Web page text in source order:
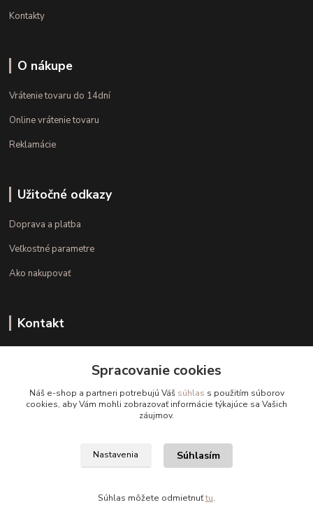
Kontakty
O nákupe
Vrátenie tovaru do 14dní
Online vrátenie tovaru
Reklamácie
Užitočné odkazy
Doprava a platba
Veľkostné parametre
Ako nakupovať
Kontakt
(Po.-Pi. 10.00 - 15.00)
info@kvalitnaBielizen.sk
Copyright © kvalitnabielizen.sk
Spracovanie cookies
Náš e-shop a partneri potrebujú Váš súhlas s použitím súborov
cookies, aby Vám mohli zobrazovať informácie týkajúce sa Vašich
záujmov.
Nastavenia Súhlasím
Súhlas môžete odmietnuťtu.